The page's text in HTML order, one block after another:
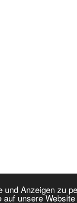
Anzeigen zu
unsere